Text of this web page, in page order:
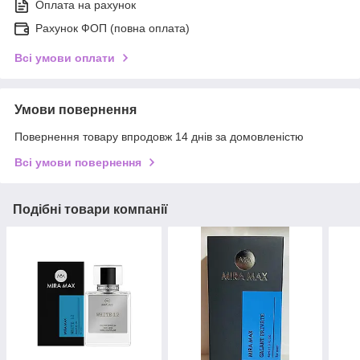
Оплата на рахунок
Рахунок ФОП (повна оплата)
Всі умови оплати
Умови повернення
Повернення товару впродовж 14 днів за домовленістю
Всі умови повернення
Подібні товари компанії